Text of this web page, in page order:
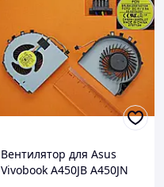
Вентилятор для Asus
Vivobook A450JB A450JN